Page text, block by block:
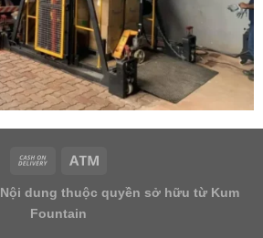
Nội dung thuộc quyền sở hữu từ Kum
Fountain